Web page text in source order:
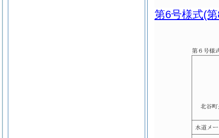
第6号様式(